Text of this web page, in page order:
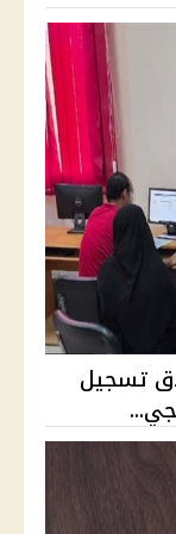
موعد إغلاق تسجيل